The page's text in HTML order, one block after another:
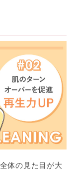
体の見た目が大